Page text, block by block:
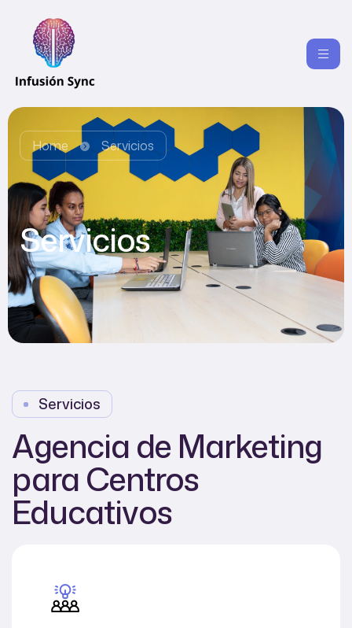
Home Servicios
Servicios
Servicios
Agencia de Marketing
para Centros
Educativos